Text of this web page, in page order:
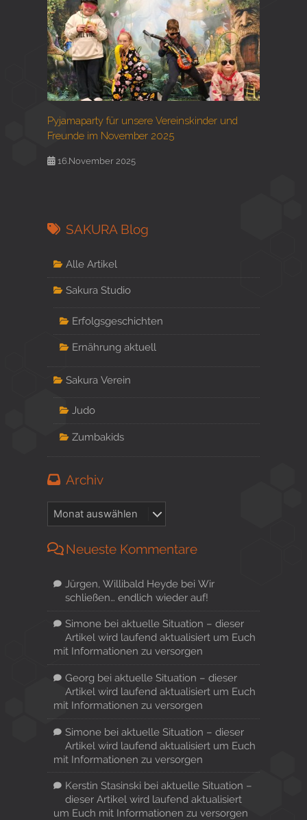
Pyjamaparty für unsere Vereinskinder und
Freunde im November 2025
16.November 2025
SAKURA Blog
Alle Artikel
Sakura Studio
Erfolgsgeschichten
Ernährung aktuell
Sakura Verein
Judo
Zumbakids
Archiv
Neueste Kommentare
Jürgen, Willibald Heydebei Wir
schließen… endlich wieder auf!
Simonebei aktuelle Situation – dieser
Artikel wird laufend aktualisiert um Euch
mit Informationen zu versorgen
Georg bei aktuelle Situation – dieser
Artikel wird laufend aktualisiert um Euch
mit Informationen zu versorgen
Simonebei aktuelle Situation – dieser
Artikel wird laufend aktualisiert um Euch
mit Informationen zu versorgen
Kerstin Stasinski bei aktuelle Situation –
dieser Artikel wird laufend aktualisiert
um Euch mit Informationen zu versorgen